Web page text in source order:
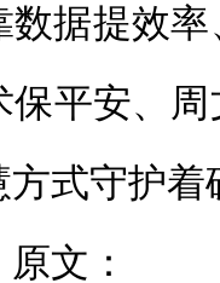
据提效率
平安、
式守护着
文：